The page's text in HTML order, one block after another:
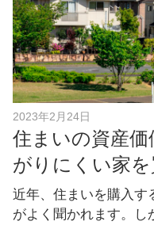
お
届
け
し
ま
す
！
2023年2月24日
住まいの資産
がりにくい家
近年、住まいを購入す
がよく聞かれます。し